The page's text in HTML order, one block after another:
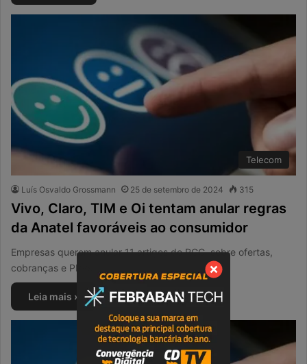
Telecom
Luís Osvaldo Grossmann 25 de setembro de 2024 315
Vivo, Claro, TIM e Oi tentam anular regras
da Anatel favoráveis ao consumidor
Empresas querem anular 11 artigos do RGC, sobre ofertas,
cobranças e PPPs
Leia mais »